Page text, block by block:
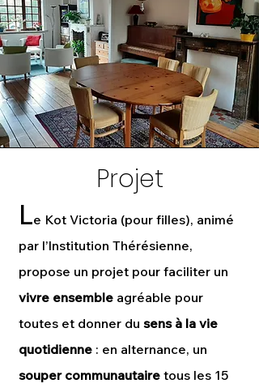
Projet
Le Kot Victoria (pour filles), animé
par l’Institution Thérésienne,
propose un projet pour faciliter un
vivre ensemble agréable pour
toutes et donner du sens à la vie
quotidienne : en alternance, un
souper communautaire tous les 15